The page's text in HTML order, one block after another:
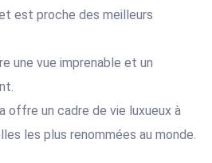
est proche des meilleurs
une vue imprenable et un
offre un cadre de vie luxueux à
les plus renommées au monde.